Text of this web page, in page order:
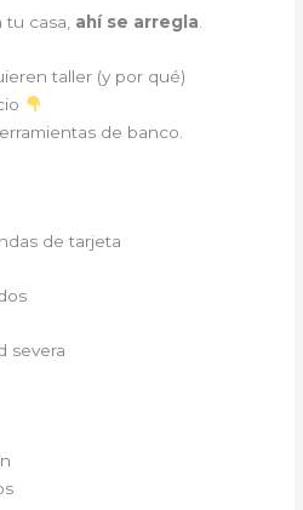
tu casa, ahí se arregla.
taller (y por qué)
de banco.
de tarjeta
severa